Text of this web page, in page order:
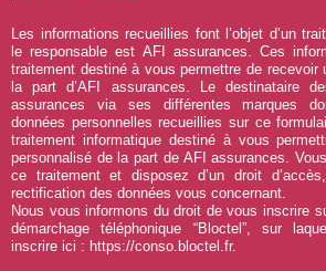
Les informations recueillies font l’objet d’un
le responsable est AFI assurances. Ces
traitement destiné à vous permettre de recevoir
la part d’AFI assurances. Le destinataire
assurances via ses différentes marques
données personnelles recueillies sur ce
traitement informatique destiné à vous
personnalisé de la part de AFI assurances.
ce traitement et disposez d’un droit
rectification des données vous concernant.
Nous vous informons du droit de vous inscrire
démarchage téléphonique “Bloctel”, sur
inscrire ici : https://conso.bloctel.fr.